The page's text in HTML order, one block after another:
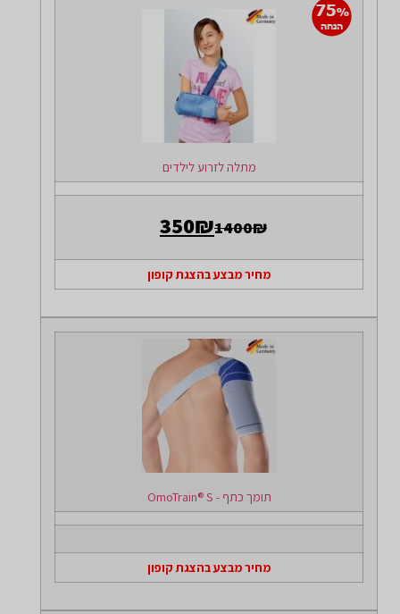
מתלה לזרוע לילדים
350₪1400₪
מחיר מבצע בהצגת קופון
תומך כתף - OmoTrain® S
מחיר מבצע בהצגת קופון